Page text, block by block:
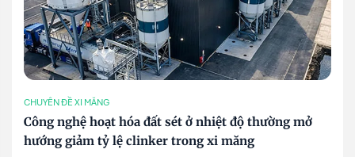
CHUYÊN ĐỀ XI MĂNG
Công nghệ hoạt hóa đất sét ở nhiệt độ thường mở
hướng giảm tỷ lệ clinker trong xi măng